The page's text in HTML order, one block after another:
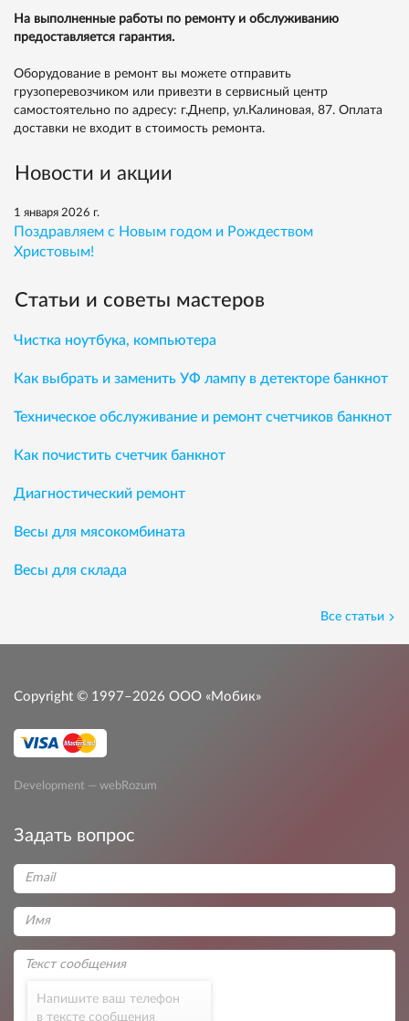
На выполненные работы по ремонту и обслуживанию
предоставляется гарантия.
Оборудование в ремонт вы можете отправить
грузоперевозчиком или привезти в сервисный центр
самостоятельно по адресу: г.Днепр, ул.Калиновая, 87. Оплата
доставки не входит в стоимость ремонта.
Новости и акции
1 января 2026 г.
Поздравляем с Новым годом и Рождеством
Христовым!
Статьи и советы мастеров
Чистка ноутбука, компьютера
Как выбрать и заменить УФ лампу в детекторе банкнот
Техническое обслуживание и ремонт счетчиков банкнот
Как почистить счетчик банкнот
Диагностический ремонт
Весы для мясокомбината
Весы для склада
Все статьи
Copyright © 1997–2026 ООО «Мобик»
Development — webRozum
Задать вопрос
Напишите ваш телефон
в тексте сообщения